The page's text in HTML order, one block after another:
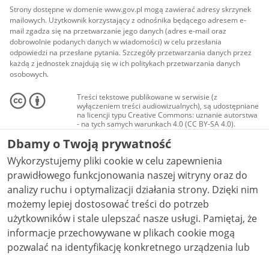
Strony dostępne w domenie www.gov.pl mogą zawierać adresy skrzynek
mailowych. Użytkownik korzystający z odnośnika będącego adresem e-
mail zgadza się na przetwarzanie jego danych (adres e-mail oraz
dobrowolnie podanych danych w wiadomości) w celu przesłania
odpowiedzi na przesłane pytania. Szczegóły przetwarzania danych przez
każdą z jednostek znajdują się w ich politykach przetwarzania danych
osobowych.
Treści tekstowe publikowane w serwisie (z
wyłączeniem treści audiowizualnych), są udostępniane
na licencji typu Creative Commons: uznanie autorstwa
- na tych samych warunkach 4.0 (CC BY-SA 4.0).
Materiały audiowizualne, w tym zdjęcia, materiały
audio i wideo, są udostępniane na licencji typu
Creative Commons: uznanie autorstwa użycie
niekomercyjne - bez utworów zależnych 4.0 (CC BY-
NC-ND 4.0), o ile nie jest to stwierdzone inaczej.
Dbamy o Twoją prywatność
Wykorzystujemy pliki cookie w celu zapewnienia
prawidłowego funkcjonowania naszej witryny oraz do
analizy ruchu i optymalizacji działania strony. Dzięki nim
możemy lepiej dostosować treści do potrzeb
użytkowników i stale ulepszać nasze usługi. Pamiętaj, że
informacje przechowywane w plikach cookie mogą
pozwalać na identyfikację konkretnego urządzenia lub